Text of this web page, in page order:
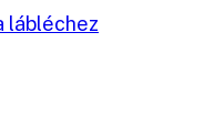
lábléchez